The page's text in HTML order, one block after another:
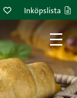
Inköpslista